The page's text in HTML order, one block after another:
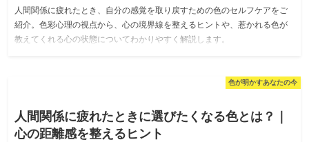
人間関係に疲れたとき、自分の感覚を取り戻すための色のセルフケアをご
紹介。色彩心理の視点から、心の境界線を整えるヒントや、惹かれる色が
教えてくれる心の状態についてわかりやすく解説します。
色が明かすあなたの今
人間関係に疲れたときに選びたくなる色とは？｜
心の距離感を整えるヒント